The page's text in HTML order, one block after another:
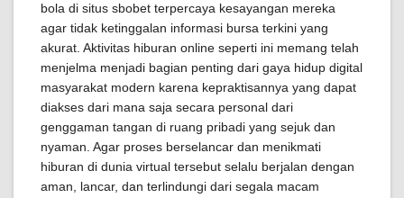
bola di situs sbobet terpercaya kesayangan mereka
agar tidak ketinggalan informasi bursa terkini yang
akurat. Aktivitas hiburan online seperti ini memang telah
menjelma menjadi bagian penting dari gaya hidup digital
masyarakat modern karena kepraktisannya yang dapat
diakses dari mana saja secara personal dari
genggaman tangan di ruang pribadi yang sejuk dan
nyaman. Agar proses berselancar dan menikmati
hiburan di dunia virtual tersebut selalu berjalan dengan
aman, lancar, dan terlindungi dari segala macam